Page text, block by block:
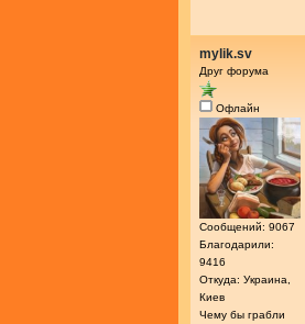
mylik.sv
Друг форума
Офлайн
Сообщений: 9067
Благодарили:
9416
Откуда: Украина,
Киев
Чему бы грабли